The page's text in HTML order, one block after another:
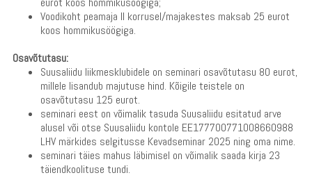
Voodikoht peamaja II korrusel/majakestes maksab 25 eurot
koos hommikusöögiga.
Osavõtutasu:
Suusaliidu liikmesklubidele on seminari osavõtutasu 80 eurot,
millele lisandub majutuse hind. Kõigile teistele on
osavõtutasu 125 eurot.
seminari eest on võimalik tasuda Suusaliidu esitatud arve
alusel või otse Suusaliidu kontole EE177700771008660988
LHV märkides selgitusse Kevadseminar 2025 ning oma nime.
seminari täies mahus läbimisel on võimalik saada kirja 23
täiendkoolituse tundi.